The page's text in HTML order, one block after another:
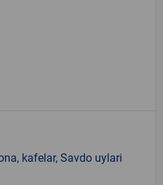
kafelar, Savdo uylari